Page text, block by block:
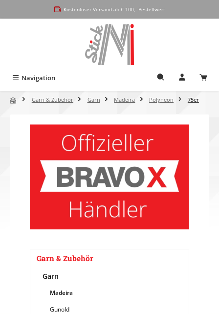
Kostenloser Versand ab € 100,- Bestellwert
Navigation
Garn & Zubehör Garn Madeira Polyneon 75er
Garn & Zubehör
Garn
Madeira
Gunold